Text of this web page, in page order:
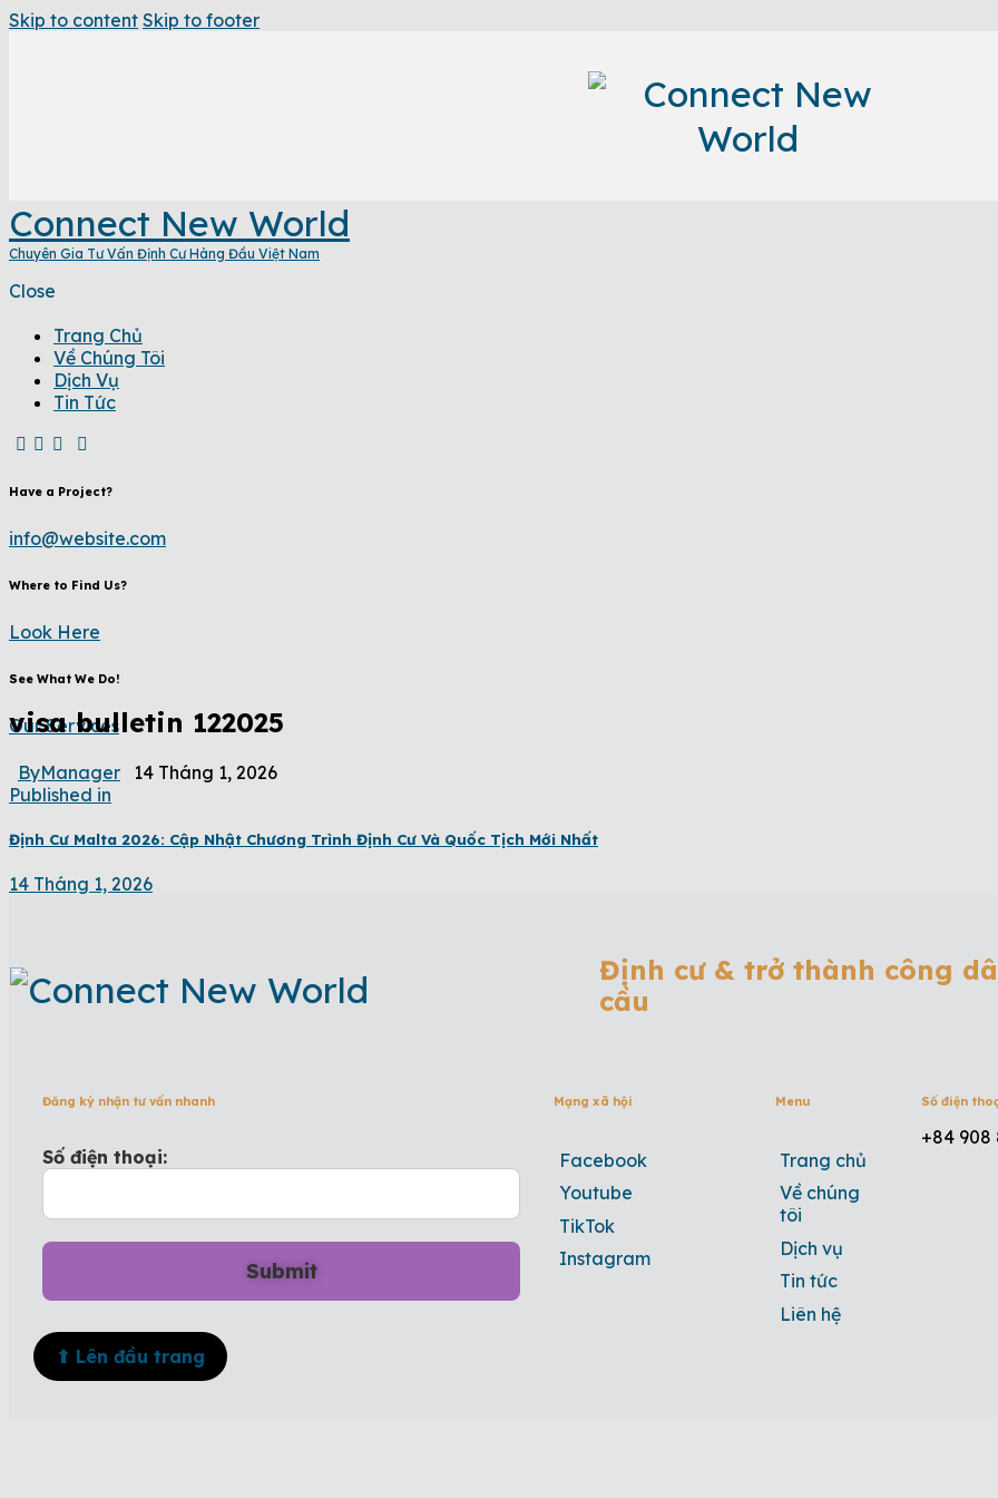
Skip to content Skip to footer
Connect New World
Chuyên Gia Tư Vấn Định Cư Hàng Đầu Việt Nam
Close
Trang Chủ
Về Chúng Tôi
Dịch Vụ
Tin Tức
Have a Project?
info@website.com
Where to Find Us?
Look Here
See What We Do!
Our Services
visa bulletin 122025
ByManager
14 Tháng 1, 2026
Published in
Định Cư Malta 2026: Cập Nhật Chương Trình Định Cư Và Quốc Tịch Mới Nhất
14 Tháng 1, 2026
Định cư & trở thành công
cầu
Đăng ký nhận tư vấn nhanh
Số điện thoại:
Mạng xã hội
Facebook
Youtube
TikTok
Instagram
Menu
Trang chủ
Về chúng
tôi
Dịch vụ
Tin tức
Liên hệ
Số điện
+84 908
⬆ Lên đầu trang